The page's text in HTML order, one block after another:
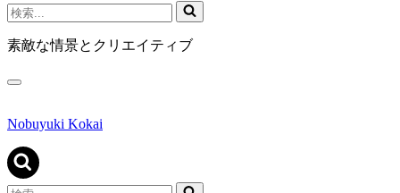
検
索...
素敵な情景とクリエイティブ
ナ
ゲ
シ
ョ
ン
Nobuyuki Kokai
検